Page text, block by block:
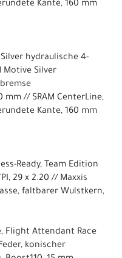
Kante, 160 mm
hydraulische 4-
Motive Silver
mm // SRAM CenterLine,
Kante, 160 mm
Ready, Team Edition
29 x 2.20 // Maxxis
faltbarer Wulstkern,
Flight Attendant Race
konischer